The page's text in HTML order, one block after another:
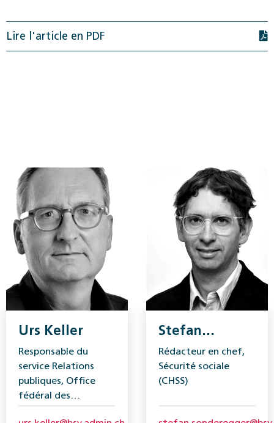
Lire l'article en PDF
Urs Keller
Responsable du
service Relations
publiques, Office
fédéral des
Stefan
Sonderegger
Rédacteur en chef,
Sécurité sociale
(CHSS)